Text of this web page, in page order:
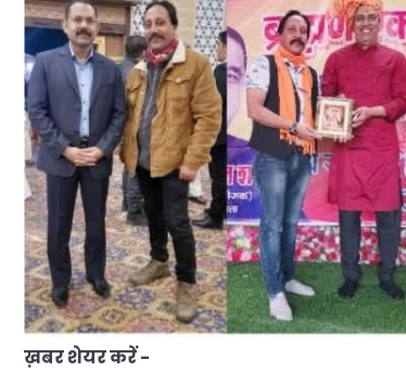
ख़बर शेयर करें -